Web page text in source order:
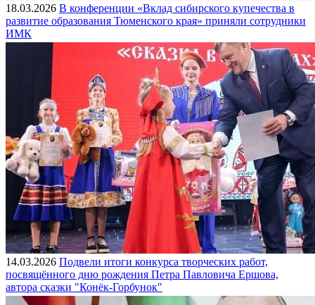
18.03.2026 В конференции «Вклад сибирского купечества в
развитие образования Тюменского края» приняли сотрудники
ИМК
14.03.2026 Подвели итоги конкурса творческих работ,
посвящённого дню рождения Петра Павловича Ершова,
автора сказки "Конёк-Горбунок"